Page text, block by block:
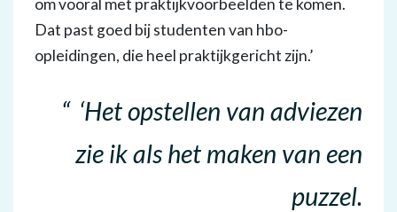
om vooral met praktijkvoorbeelden te komen.
Dat past goed bij studenten van hbo-
opleidingen, die heel praktijkgericht zijn.’
‘Het opstellen van adviezen
zie ik als het maken van een
puzzel.